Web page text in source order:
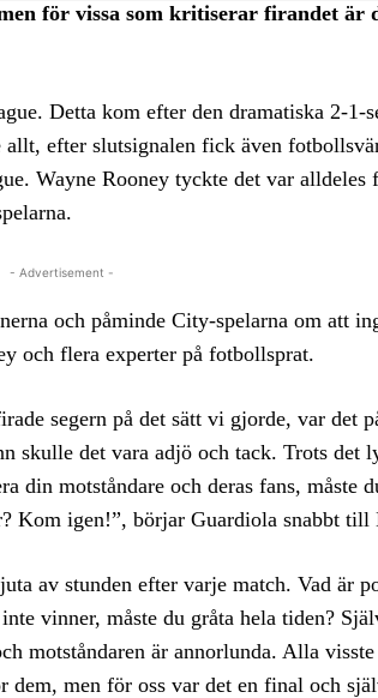
för vissa som kritiserar firandet är
Detta kom efter den dramatiska 2-1-
efter slutsignalen fick även
Wayne Rooney tyckte det var
- Advertisement -
och påminde City-spelarna om att
och flera experter på fotbollsprat.
segern på det sätt vi gjorde, var det
skulle det vara adjö och tack. Trots det
din motståndare och deras fans, måste
Kom igen!”, börjar Guardiola snabbt till
av stunden efter varje match. Vad är
vinner, måste du gråta hela tiden?
motståndaren är annorlunda. Alla
men för oss var det en final och